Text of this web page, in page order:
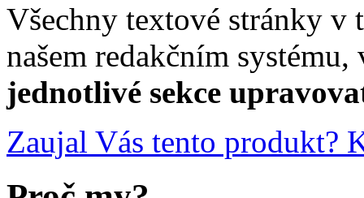
Všechny textové stránky v
našem redakčním
jednotlivé sekce
Zaujal Vás tento produkt?